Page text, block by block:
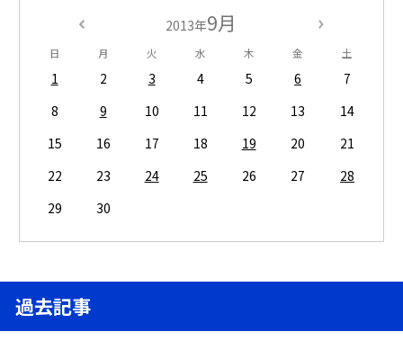
2013年9月
日 月 火 水 木 金 土
1 2 3 4 5 6
7
8
9 10 11 12 13
14
15
16 17 18 19 20
21
22
23 24 25 26 27
28
29
30
過去記事